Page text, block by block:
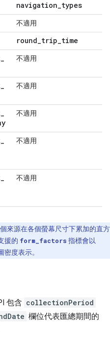
navigation_types
不適用
round_trip_time
_
不適用
_
不適用
_
不適用
_
不適用
_
不適用
來源在各個螢幕尺寸下累加的直方
援的 form_factors 指標會以
密度表示。
包含 collectionPeriod
欄位代表匯總期間的